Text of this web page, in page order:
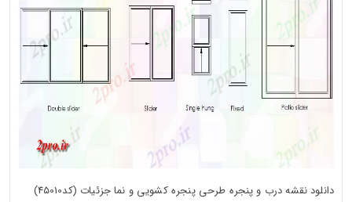
دانلود نقشه درب و پنجره طرحی پنجره کشویی و نما جزئیات (کد45010)